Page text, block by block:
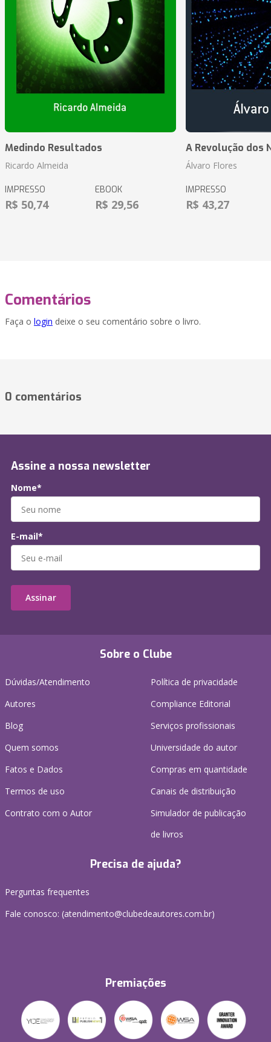
Medindo Resultados
Ricardo Almeida
IMPRESSO
R$ 50,74
EBOOK
R$ 29,56
A Revolução dos
Álvaro Flores
IMPRESSO
R$ 43,27
Comentários
Faça o login deixe o seu comentário sobre o livro.
0 comentários
Sobre o Clube
Dúvidas/Atendimento
Autores
Blog
Quem somos
Fatos e Dados
Termos de uso
Contrato com o Autor
Política de privacidade
Compliance Editorial
Serviços profissionais
Universidade do autor
Compras em quantidade
Canais de distribuição
Simulador de publicação
de livros
Precisa de ajuda?
Perguntas frequentes
Fale conosco: (atendimento@clubedeautores.com.br)
Premiações
Assine a nossa newsletter
Nome*
E-mail*
Assinar